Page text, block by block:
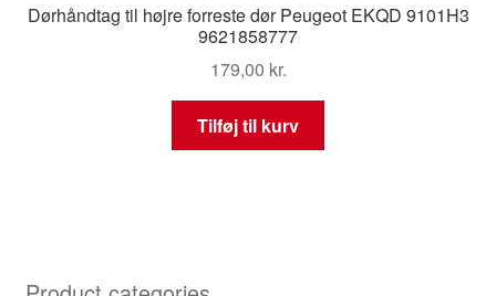
Dørhåndtag til højre forreste dør Peugeot EKQD 9101H3
9621858777
179,00 kr.
Tilføj til kurv